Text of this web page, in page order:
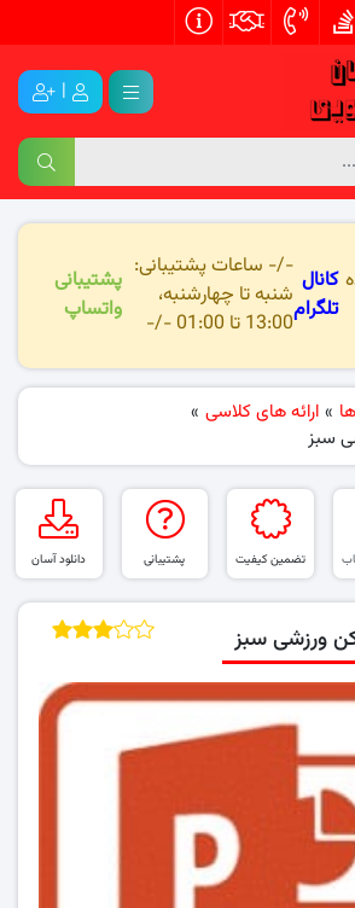
|
کانال
تلگرام
-/- ساعات پشتیبانی:
شنبه تا چهارشنبه،
13:00 تا 01:00 -/-
پشتیبانی
واتساپ
» ارائه های کلاسی »
سبز
تضمین کیفیت پشتیبانی دانلود آسان
ورزشی سبز